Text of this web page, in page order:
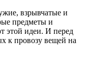
взрывчатые и
предметы и
этой идеи. И перед
к провозу вещей на